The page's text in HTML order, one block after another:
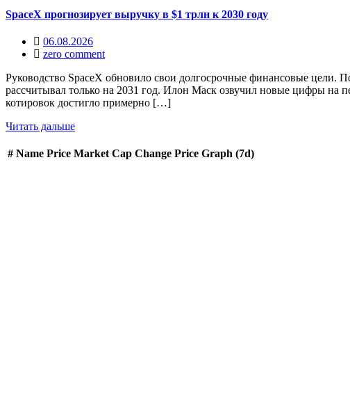
SpaceX прогнозирует выручку в $1 трлн к 2030 году
06.08.2026
zero comment
Руководство SpaceX обновило свои долгосрочные финансовые
рассчитывал только на 2031 год. Илон Маск озвучил новые цифры на
котировок достигло примерно […]
Читать дальше
# Name Price Market Cap Change Price Graph (7d)